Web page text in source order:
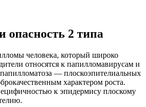
опасность 2 типа
человека, который широко
относятся к папилломавирусам и
— плоскоэпителиальных
характером роста.
к эпидермису плоскому